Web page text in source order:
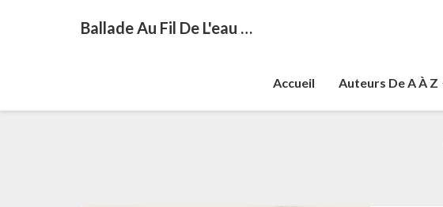
Ballade Au Fil De L'eau …
Accueil Auteurs De A À Z